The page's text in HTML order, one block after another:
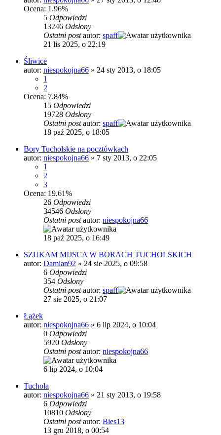
Ocena: 1.96%
5 Odpowiedzi
13246 Odsłony
Ostatni postautor: spaff
21 lis 2025, o 22:19
Śliwice
autor: niespokojna66 » 24 sty 2013, o 18:05
1
2
Ocena: 7.84%
15 Odpowiedzi
19728 Odsłony
Ostatni postautor: spaff
18 paź 2025, o 18:05
Bory Tucholskie na pocztówkach
autor: niespokojna66 » 7 sty 2013, o 22:05
1
2
3
Ocena: 19.61%
26 Odpowiedzi
34546 Odsłony
Ostatni postautor: niespokojna66
18 paź 2025, o 16:49
SZUKAM MIJSCA W BORACH TUCHOLSKICH
autor: Damian92 » 24 sie 2025, o 09:58
6 Odpowiedzi
354 Odsłony
Ostatni postautor: spaff
27 sie 2025, o 21:07
Łążek
autor: niespokojna66 » 6 lip 2024, o 10:04
0 Odpowiedzi
5920 Odsłony
Ostatni postautor: niespokojna66
6 lip 2024, o 10:04
Tuchola
autor: niespokojna66 » 21 sty 2013, o 19:58
6 Odpowiedzi
10810 Odsłony
Ostatni postautor: Bies13
13 gru 2018, o 00:54